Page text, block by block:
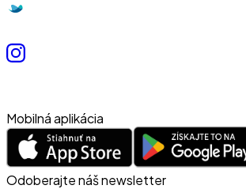
Mobilná aplikácia
Odoberajte náš newsletter